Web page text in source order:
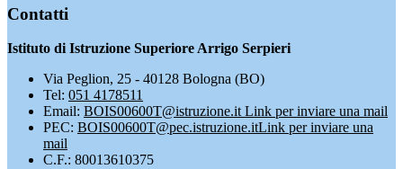
Contatti
Istituto di Istruzione Superiore Arrigo Serpieri
Via Peglion, 25 - 40128 Bologna (BO)
Tel: 051 4178511
Email: BOIS00600T@istruzione.it Link per inviare una mail
PEC: BOIS00600T@pec.istruzione.itLink per inviare una
mail
C.F.: 80013610375